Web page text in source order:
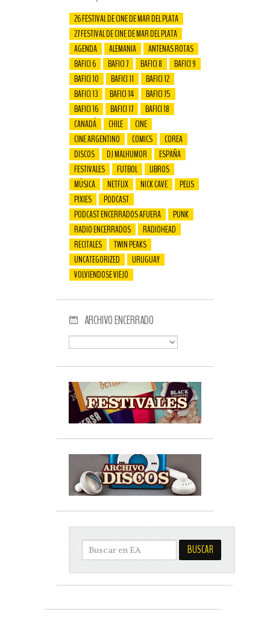
26 FESTIVAL DE CINE DE MAR DEL PLATA
27 FESTIVAL DE CINE DE MAR DEL PLATA
AGENDA
ALEMANIA
ANTENAS ROTAS
BAFICI 6
BAFICI 7 BAFICI 8
BAFICI 9
BAFICI 10
BAFICI 11
BAFICI 12
BAFICI 13
BAFICI 14
BAFICI 15
BAFICI 16
BAFICI 17
BAFICI 18
CANADÁ
CHILE
CINE
CINE ARGENTINO
COMICS
COREA
DISCOS
DJ MALHUMOR
ESPAÑA
FESTIVALES
FUTBOL
LIBROS
MÚSICA
NETFLIX NICK CAVE
PELIS
PIXIES
PODCAST
PODCAST ENCERRADOS AFUERA
PUNK
RADIO ENCERRADOS
RADIOHEAD
RECITALES
TWIN PEAKS
UNCATEGORIZED
URUGUAY
VOLVIENDOSE VIEJO
ARCHIVO ENCERRADO